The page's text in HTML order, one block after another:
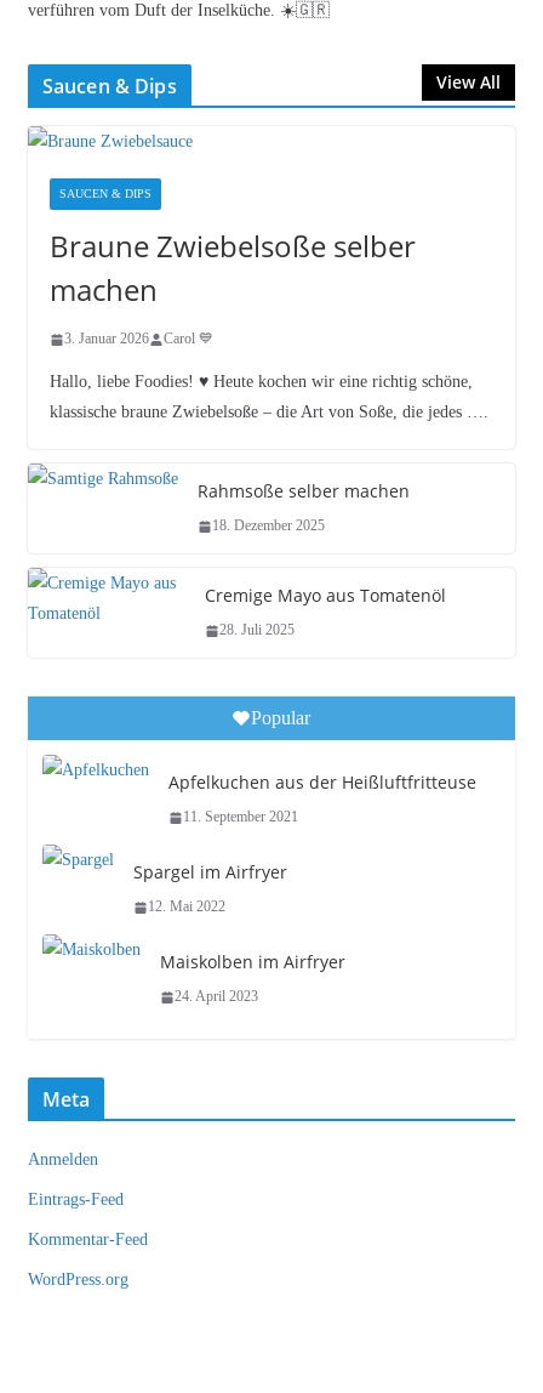
verführen vom Duft der Inselküche. ☀️🇬🇷
Saucen & Dips View All
SAUCEN & DIPS
Braune Zwiebelsoße selber
machen
3. Januar 2026 Carol 💙
Hallo, liebe Foodies! ♥︎ Heute kochen wir eine richtig schöne,
klassische braune Zwiebelsoße – die Art von Soße, die jedes ….
Rahmsoße selber machen
18. Dezember 2025
Cremige Mayo aus Tomatenöl
28. Juli 2025
Popular
Apfelkuchen aus der Heißluftfritteuse
11. September 2021
Spargel im Airfryer
12. Mai 2022
Maiskolben im Airfryer
24. April 2023
Meta
Anmelden
Eintrags-Feed
Kommentar-Feed
WordPress.org